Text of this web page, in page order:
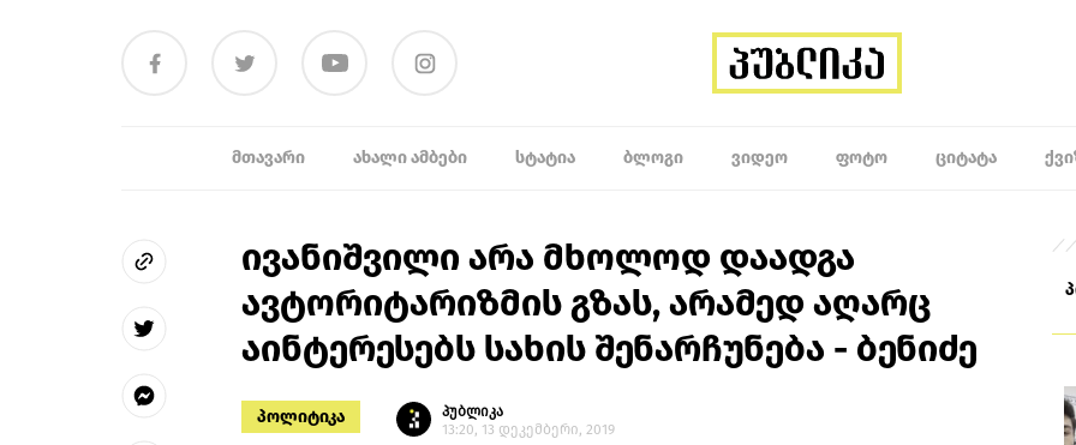
ᲛᲗᲐᲕᲐᲠᲘ ᲐᲮᲐᲚᲘ ᲐᲛᲑᲔᲑᲘ ᲡᲢᲐᲢᲘᲐ ᲑᲚᲝᲒᲘ ᲕᲘᲓᲔᲝ ᲤᲝᲢᲝ ᲪᲘᲢᲐᲢᲐ
ივანიშვილი არა მხოლოდ დაადგა
ავტორიტარიზმის გზას, არამედ აღარც
აინტერესებს სახის შენარჩუნება - ბენიძე
პოლიტიკა
პუბლიკა
13:20, 13 დეკემბერი, 2019